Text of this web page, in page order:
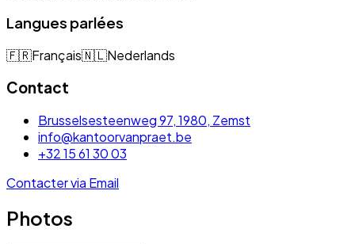
Langues parlées
🇫🇷Français🇳🇱Nederlands
Contact
Brusselsesteenweg 97, 1980, Zemst
info@kantoorvanpraet.be
+32 15 61 30 03
Contacter via Email
Photos